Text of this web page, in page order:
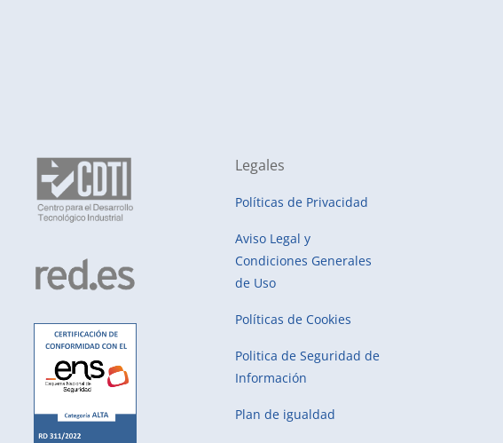
Legales
Políticas de Privacidad
Aviso Legal y
Condiciones Generales
de Uso
Políticas de Cookies
Politica de Seguridad de
Información
Plan de igualdad